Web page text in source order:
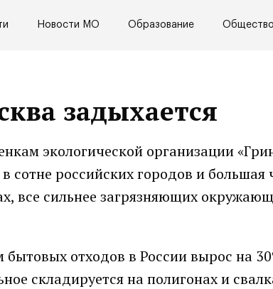
Новости МО Образование Общество
задыхается
экологической организации
сотне российских городов и большая
все сильнее загрязняющих
отходов в России вырос на
складируется на полигонах и